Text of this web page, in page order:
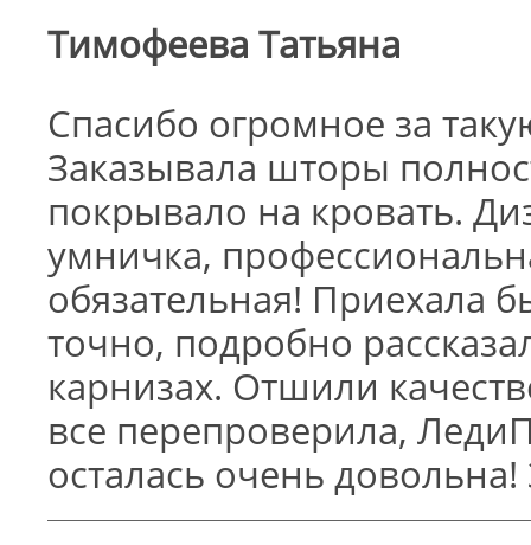
Тимофеева Татьяна
Спасибо огромное за
Заказывала шторы
покрывало на кровать.
умничка,
обязательная! Приехала
точно, подробно
карнизах. Отшили
все перепроверила,
осталась очень